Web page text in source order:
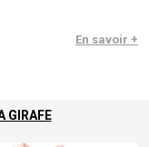
En savoir +
GIRAFE